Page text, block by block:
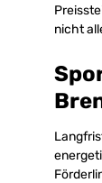
nicht